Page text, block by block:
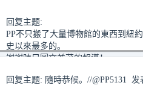
回复主题:
PP不只搬了大量博物館的東西到紐
史以來最多的。
謝謝陳兄圖文並茂的報導！
回复主题: 隨時恭候。//@PP5131